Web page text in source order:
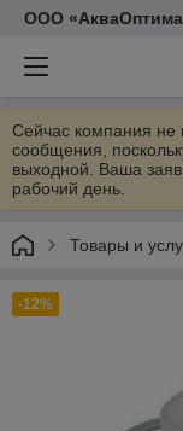
ООО
Сейчас компания не
сообщения,
выходной. Ваша
рабочий день.
Товары и
-12%